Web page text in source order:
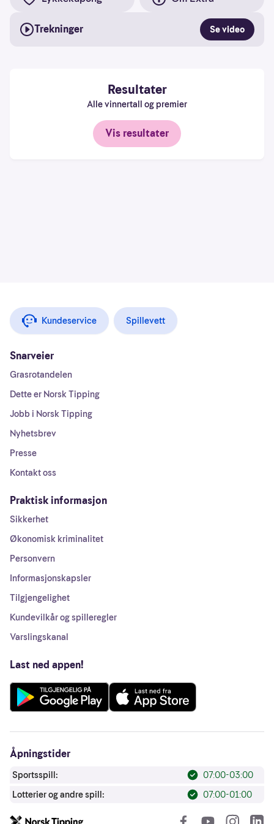
Trekninger Se video
Resultater
Alle vinnertall og premier
Vis resultater
Kundeservice Spillevett
Snarveier
Grasrotandelen
Dette er Norsk Tipping
Jobb i Norsk Tipping
Nyhetsbrev
Presse
Kontakt oss
Praktisk informasjon
Sikkerhet
Økonomisk kriminalitet
Personvern
Informasjonskapsler
Tilgjengelighet
Kundevilkår og spilleregler
Varslingskanal
Last ned appen!
Åpningstider
Sportsspill:
07:00-03:00
Lotterier og andre spill:
07:00-01:00
bruksmønster